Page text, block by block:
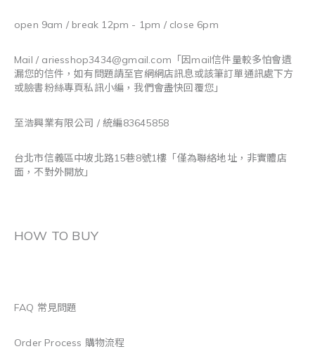
open 9am / break 12pm - 1pm / close 6pm
Mail / ariesshop3434@gmail.com 「因mail信件量較多怕會遺
漏您的信件，如有問題請至官網網店訊息或該筆訂單通訊處下方
或臉書粉絲專頁私訊小編，我們會盡快回覆您」
至浩興業有限公司 / 統編83645858
台北市信義區中坡北路15巷8號1樓「僅為聯絡地址，非實體店
面，不對外開放」
HOW TO BUY
FAQ 常見問題
Order Process 購物流程